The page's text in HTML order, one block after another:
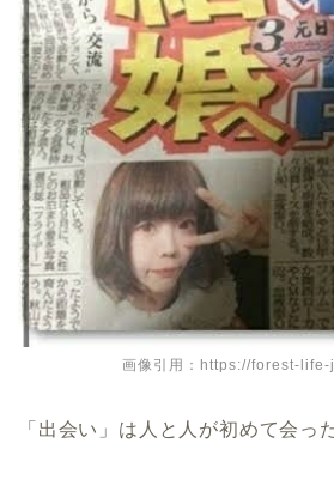
画像引用：https://forest-
「出会い」は人と人が初めて会っ